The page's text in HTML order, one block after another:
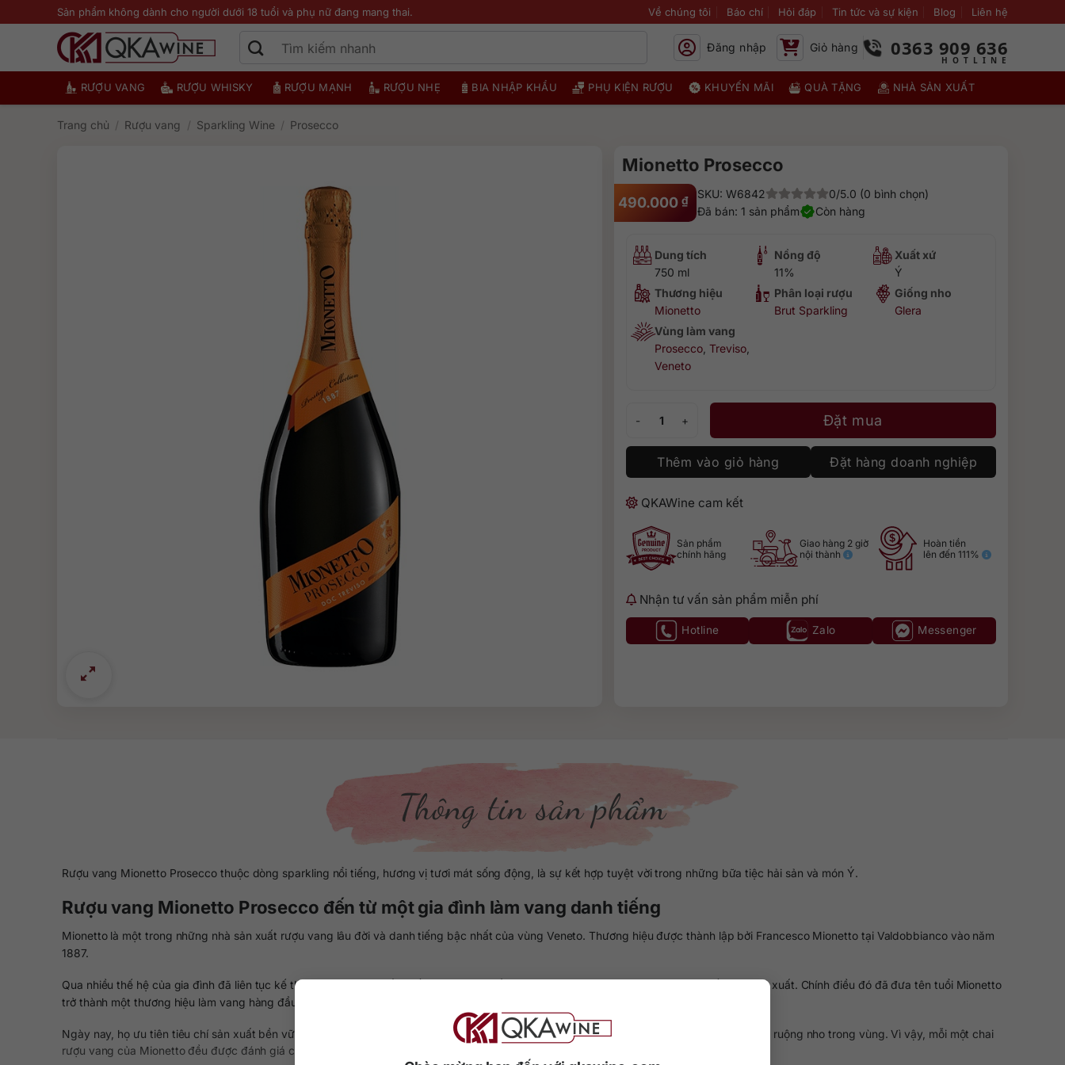
qua
Sản phẩm không dành cho người dưới 18 tuổi và phụ nữ đang mang thai. Về chúng tôi Báo chí Hỏi đáp Tin tức và sự kiện Blog Liên hệ
Đăng nhập Giỏ hàng 0363 909 636
RƯỢU VANG RƯỢU WHISKY RƯỢU MẠNH RƯỢU NHẸ BIA NHẬP KHẨU PHỤ KIỆN RƯỢU KHUYẾN MÃI QUÀ TẶNG NHÀ SẢN XUẤT
Trang chủ / Rượu vang / Sparkling Wine / Prosecco
Mionetto Prosecco
490.000 ₫ SKU: W6842
0/5.0 (0 bình chọn)
Đã bán: 1 sản phẩm
Còn hàng
Dung tích
750 ml
Nồng độ
11%
Xuất xứ
Ý
Thương hiệu
Mionetto
Phân loại rượu
Brut Sparkling
Giống nho
Glera
Vùng làm vang
Prosecco, Treviso,
Veneto
Đặt mua
Thêm vào giỏ hàng Đặt hàng doanh nghiệp
QKAWine cam kết
Sản phẩm
chính hãng
Giao hàng 2 giờ
nội thành
Hoàn tiền
lên đến 111%
Nhận tư vấn sản phẩm miễn phí
Hotline Zalo Messenger
Thông tin sản phẩm
Rượu vang Mionetto Prosecco thuộc dòng sparkling nổi tiếng, hương vị tươi mát sống động, là sự kết hợp tuyệt vời trong những bữa tiệc hải sản và món Ý.
Rượu vang Mionetto Prosecco đến từ một gia đình làm vang danh tiếng
Mionetto là một trong những nhà sản xuất rượu vang lâu đời và danh tiếng bậc nhất của vùng Veneto. Thương hiệu được thành lập bởi Francesco Mionetto tại Valdobbianco vào năm
1887.
Qua nhiều thế hệ của gia đình đã liên tục kế thừa, phát huy truyền thống làm vang, đồng thời áp dụng khoa học kỹ thuật tiên tiến vào sản xuất. Chính điều đó đã đưa tên tuổi Mionetto
trở thành một thương hiệu làm vang hàng đầu nước Ý.
Ngày nay, họ ưu tiên tiêu chí sản xuất bền vững, thân thiện môi trường, đổi mới phương pháp canh tác và gắn kết chặt chẽ với những chủ ruộng nho trong vùng. Vì vậy, mỗi một chai
rượu vang của Mionetto đều được đánh giá cao về chất lượng.